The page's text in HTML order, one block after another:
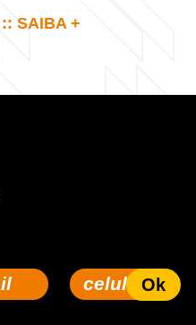
:: SAIBA +